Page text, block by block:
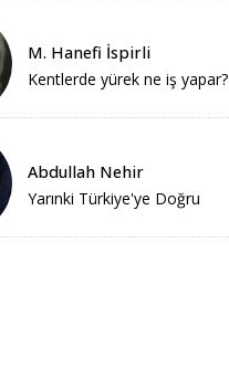
M. Hanefi İspirli
Kentlerde yürek ne iş yapar?
Abdullah Nehir
Yarınki Türkiye'ye Doğru